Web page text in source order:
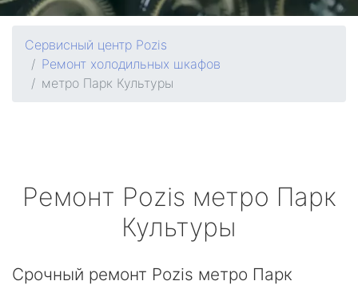
Сервисный центр Pozis
Ремонт холодильных шкафов
метро Парк Культуры
Ремонт Pozis метро Парк
Культуры
Срочный ремонт Pozis метро Парк